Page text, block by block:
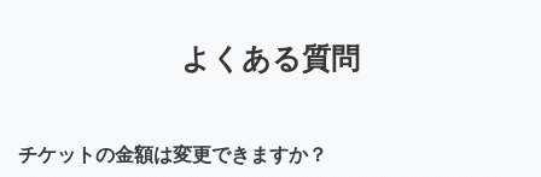
よくある質問
チケットの金額は変更できますか？